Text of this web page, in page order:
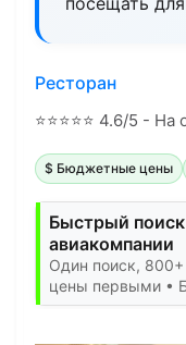
Ресторан
⭐⭐⭐⭐⭐ 4.6/5 - На
$ Бюджетные цены
Быстрый
авиакомпании
Один поиск,
цены первыми •